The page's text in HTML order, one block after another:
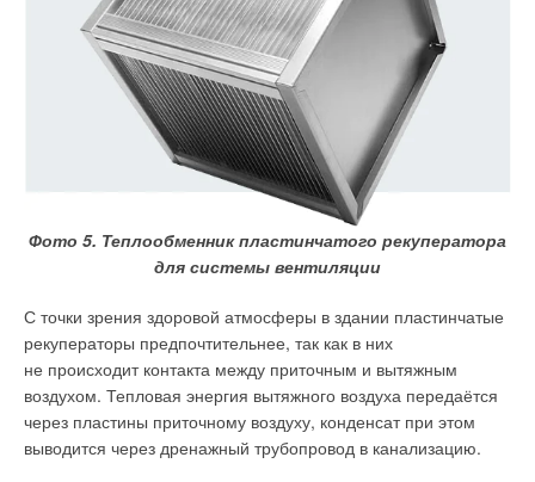
Фото 5. Теплообменник пластинчатого рекуператора
для системы вентиляции
С точки зрения здоровой атмосферы в здании пластинчатые
рекуператоры предпочтительнее, так как в них
не происходит контакта между приточным и вытяжным
воздухом. Тепловая энергия вытяжного воздуха передаётся
через пластины приточному воздуху, конденсат при этом
выводится через дренажный трубопровод в канализацию.